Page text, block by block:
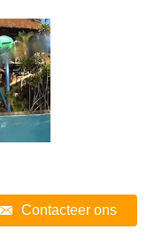
Contacteer ons